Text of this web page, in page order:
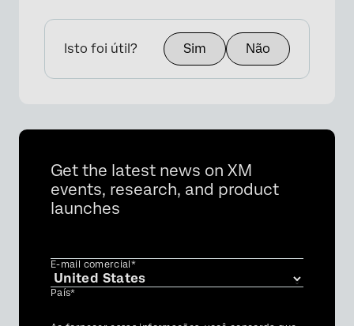
Isto foi útil? Sim Não
Get the latest news on XM
events, research, and product
launches
E-mail comercial*
País*